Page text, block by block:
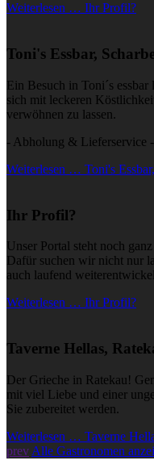
Weiterlesen … Ihr Profil?
Toni's Essbar,
Ein Besuch in Toni´s
sich mit leckeren
verwöhnen zu lassen.
- Abholung & Lieferservice -
Weiterlesen … Toni's
Ihr Profil?
Unser Portal steht noch
Dafür suchen wir nicht nur
auch laufend
Weiterlesen … Ihr Profil?
Taverne Hellas,
Der Grieche in Ratekau!
mit viel Liebe und einer
Sie zubereitet werden.
Weiterlesen … Taverne
prev Alle Gastronomen